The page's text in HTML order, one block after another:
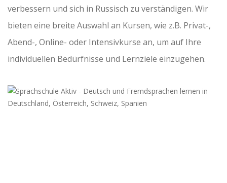
verbessern und sich in Russisch zu verständigen. Wir
bieten eine breite Auswahl an Kursen, wie z.B. Privat-,
Abend-, Online- oder Intensivkurse an, um auf Ihre
individuellen Bedürfnisse und Lernziele einzugehen.